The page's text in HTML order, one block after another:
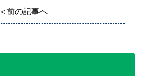
＜前の記事へ